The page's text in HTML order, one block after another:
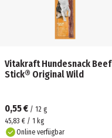
Vitakraft Hundesnack Beef
Stick® Original Wild
0,55 € / 12 g
45,83 € / 1 kg
Online verfügbar